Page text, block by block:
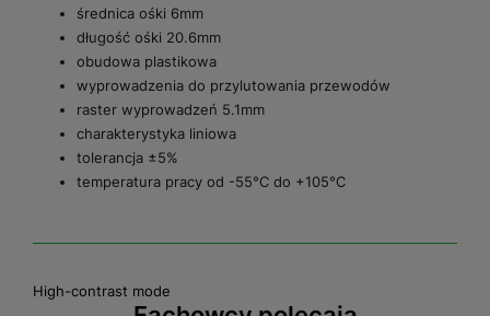
średnica ośki 6mm
długość ośki 20.6mm
obudowa plastikowa
wyprowadzenia do przylutowania przewodów
raster wyprowadzeń 5.1mm
charakterystyka liniowa
tolerancja ±5%
temperatura pracy od -55°C do +105°C
High-contrast mode